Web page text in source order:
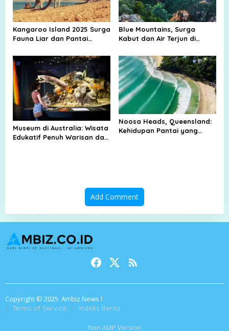
Kangaroo Island 2025 Surga
Fauna Liar dan Pantai
Blue Mountains, Surga
Kabut dan Air Terjun di
Museum di Australia: Wisata
Edukatif Penuh Warisan dan
Noosa Heads, Queensland:
Kehidupan Pantai yang
Add Comment
Copyright © 2025. Ambiz News !
Terms of Service Indeks Berita
Non AMP Version